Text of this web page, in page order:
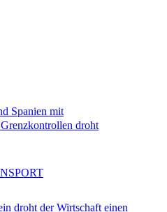
Spanien mit
droht
droht der Wirtschaft einen